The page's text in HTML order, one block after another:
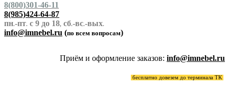
8(800)301-46-11
8(985)424-64-87
пн.-пт. с 9 до 18, сб.-вс.-вых.
info@imnebel.ru (по всем вопросам)
Приём и оформление заказов: info@imnebel.ru
бесплатно довезем до терминала ТК